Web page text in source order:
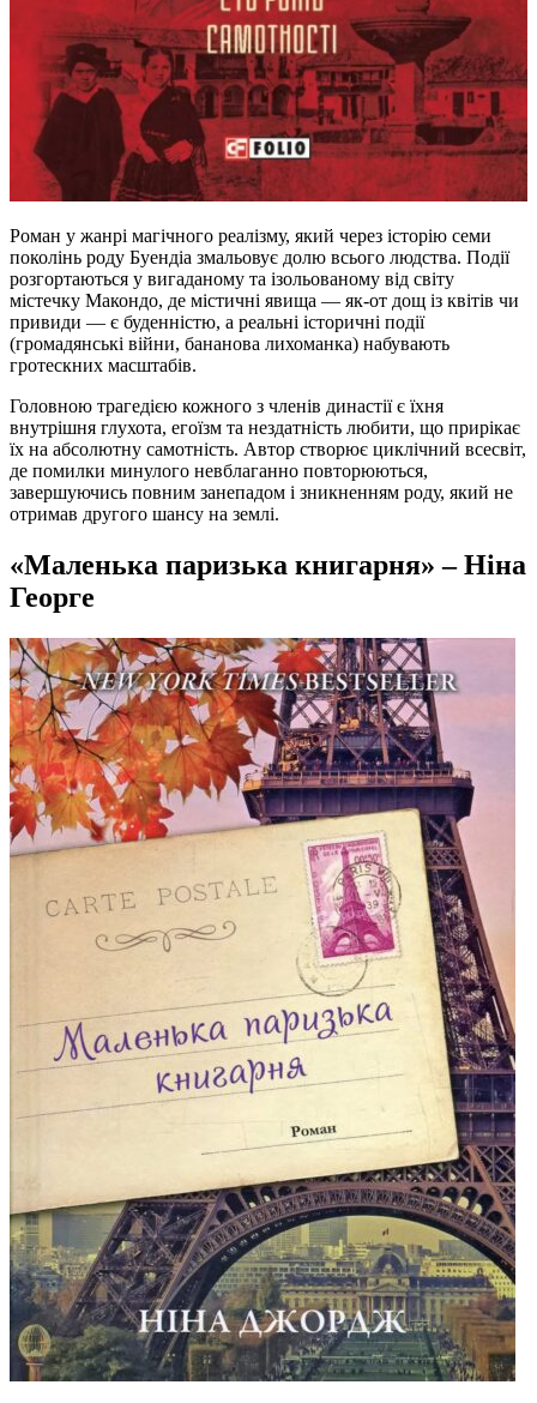
Роман у жанрі магічного реалізму, який через історію семи
поколінь роду Буендіа змальовує долю всього людства. Події
розгортаються у вигаданому та ізольованому від світу
містечку Макондо, де містичні явища — як-от дощ із квітів чи
привиди — є буденністю, а реальні історичні події
(громадянські війни, бананова лихоманка) набувають
гротескних масштабів.
Головною трагедією кожного з членів династії є їхня
внутрішня глухота, егоїзм та нездатність любити, що прирікає
їх на абсолютну самотність. Автор створює циклічний всесвіт,
де помилки минулого невблаганно повторюються,
завершуючись повним занепадом і зникненням роду, який не
отримав другого шансу на землі.
«Маленька паризька книгарня» – Ніна
Георге